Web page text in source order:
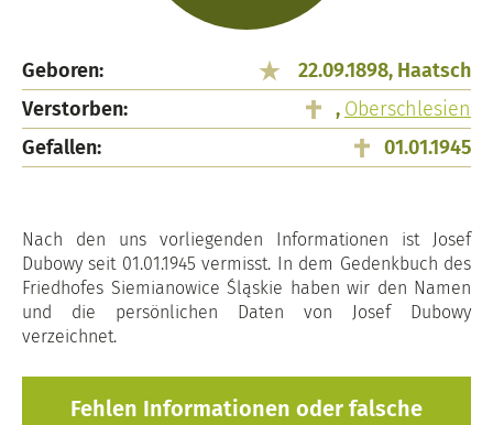
Geboren:
22.09.1898, Haatsch
Verstorben:
, Oberschlesien
Gefallen:
01.01.1945
Nach den uns vorliegenden Informationen ist Josef
Dubowy seit 01.01.1945 vermisst. In dem Gedenkbuch des
Friedhofes Siemianowice Śląskie haben wir den Namen
und die persönlichen Daten von Josef Dubowy
verzeichnet.
Fehlen Informationen oder falsche